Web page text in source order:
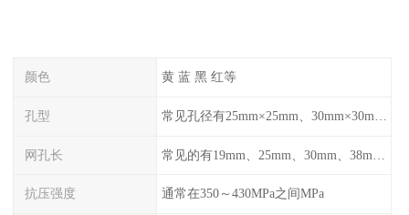
颜色 黄 蓝 黑 红等
孔型
网孔长
抗压强度 通常在350～430MPa之间MPa